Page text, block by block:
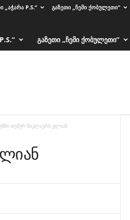
„ᲐᲭᲐᲠᲐ P.S.“ ᲒᲐᲖᲔᲗᲘ „ᲩᲔᲛᲘ ᲥᲝᲑᲣᲚᲔᲗᲘ“
ᲒᲐᲖᲔᲗᲘ „ᲩᲔᲛᲘ ᲥᲝᲑᲣᲚᲔᲗᲘ“
თემურ წიკლაურს ელიან